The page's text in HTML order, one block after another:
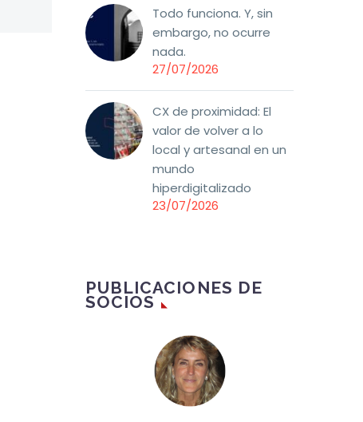
Para demostrar cómo
la inversión en CX es
esencial para tener un
equilibrio económico, la
Asociación DEC ha
dedicado un nuevo
Viernes DEC a tratar
exclusivamente este
asunto.
Todo funciona. Y, sin
embargo, no ocurre
nada.
27/07/2026
CX de proximidad: El
valor de volver a lo
local y artesanal en un
mundo
hiperdigitalizado
23/07/2026
PUBLICACIONES DE
SOCIOS